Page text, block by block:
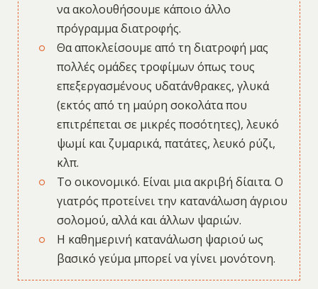
να ακολουθήσουμε κάποιο άλλο
πρόγραμμα διατροφής.
Θα αποκλείσουμε από τη διατροφή μας
πολλές ομάδες τροφίμων όπως τους
επεξεργασμένους υδατάνθρακες, γλυκά
(εκτός από τη μαύρη σοκολάτα που
επιτρέπεται σε μικρές ποσότητες), λευκό
ψωμί και ζυμαρικά, πατάτες, λευκό ρύζι,
κλπ.
Το οικονομικό. Είναι μια ακριβή δίαιτα. Ο
γιατρός προτείνει την κατανάλωση άγριου
σολομού, αλλά και άλλων ψαριών.
Η καθημερινή κατανάλωση ψαριού ως
βασικό γεύμα μπορεί να γίνει μονότονη.